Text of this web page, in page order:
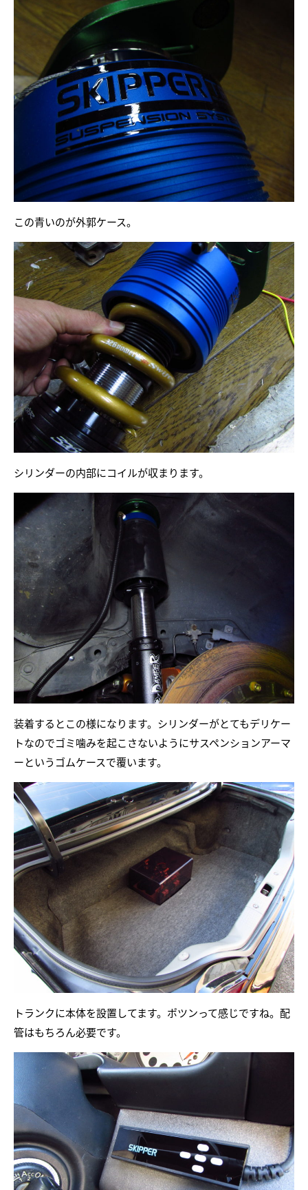
この青いのが外郭ケース。
シリンダーの内部にコイルが収まります。
装着するとこの様になります。シリンダーがとてもデリケー
トなのでゴミ噛みを起こさないようにサスペンションアーマ
ーというゴムケースで覆います。
トランクに本体を設置してます。ポツンって感じですね。配
管はもちろん必要です。